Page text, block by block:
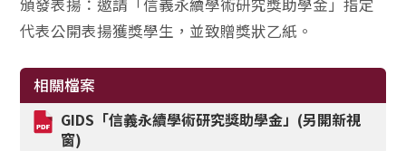
頒發表揚：邀請「信義永續學術研究獎助學金」指定
代表公開表揚獲獎學生，並致贈獎狀乙紙。
相關檔案
GIDS「信義永續學術研究獎助學金」(另開新視
窗)